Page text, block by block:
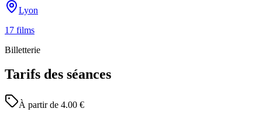
Lyon
17 films
Billetterie
Tarifs des séances
À partir de 4.00 €